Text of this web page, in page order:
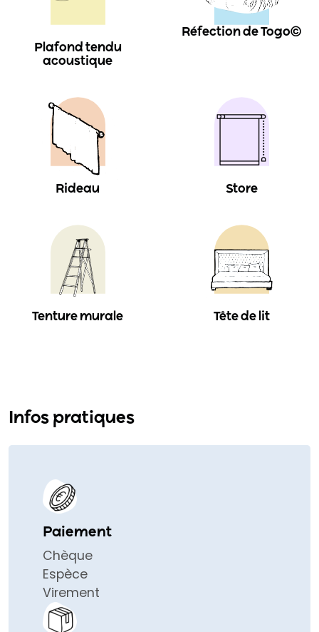
Plafond tendu
acoustique
Réfection de Togo©
Rideau Store
Tenture murale Tête de lit
Infos pratiques
Paiement
Chèque
Espèce
Virement